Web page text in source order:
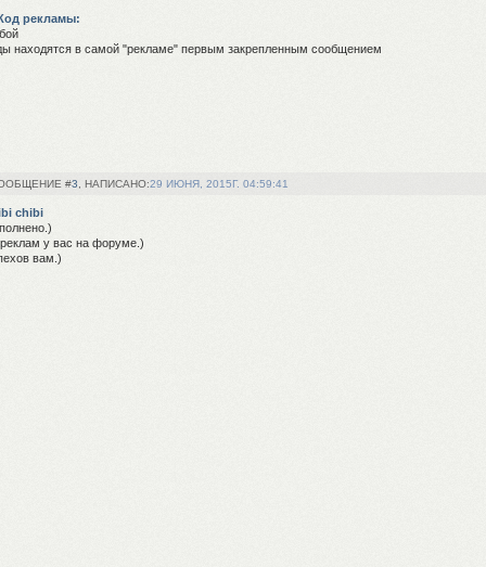
рекламы:
находятся в самой "рекламе" первым закрепленным сообщением
3 29 ИЮНЯ, 2015Г. 04:59:41
chibi
у вас на форуме.)
вам.)